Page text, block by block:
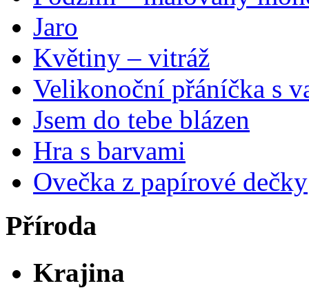
Jaro
Květiny – vitráž
Velikonoční přáníčka s
Jsem do tebe blázen
Hra s barvami
Ovečka z papírové dečky
Příroda
Krajina